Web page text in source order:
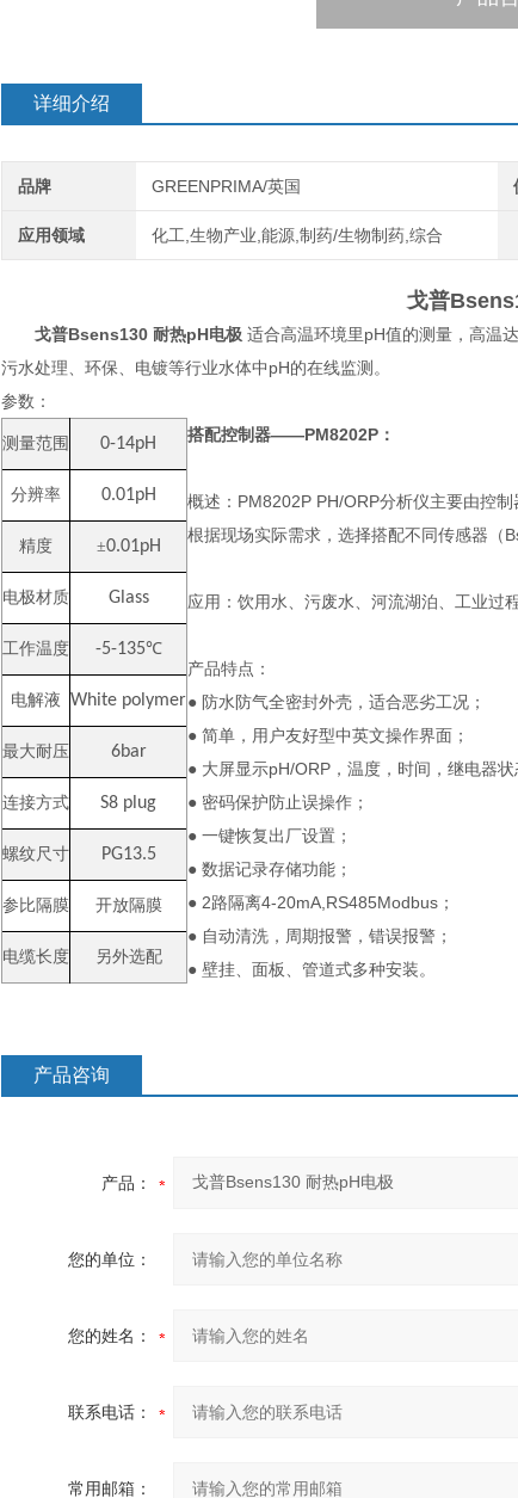
详细介绍
品牌 GREENPRIMA/英国
应用领域 化工,生物产业,能源,制药/生物制药,综合
戈普
戈普Bsens130 耐热pH电极 适合高温环境里pH值的测量，高温
污水处理、环保、电镀等行业水体中pH的在线监测。
参数：
测量范围 0-14pH
分辨率 0.01pH
精度 ±0.01pH
电极材质 Glass
工作温度 -5-135℃
电解液 White polymer
最大耐压 6bar
连接方式 S8 plug
螺纹尺寸 PG13.5
参比隔膜 开放隔膜
电缆长度 另外选配
搭配控制器——PM8202P：
概述：PM8202P PH/ORP分析仪主要由控
根据现场实际需求，选择搭配不同传感器（
应用：饮用水、污废水、河流湖泊、工业过
产品特点：
● 防水防气全密封外壳，适合恶劣工况；
● 简单，用户友好型中英文操作界面；
● 大屏显示pH/ORP，温度，时间，继电器状
● 密码保护防止误操作；
● 一键恢复出厂设置；
● 数据记录存储功能；
● 2路隔离4-20mA,RS485Modbus；
● 自动清洗，周期报警，错误报警；
● 壁挂、面板、管道式多种安装。
产品咨询
产品：
您的单位：
您的姓名：
联系电话：
常用邮箱：